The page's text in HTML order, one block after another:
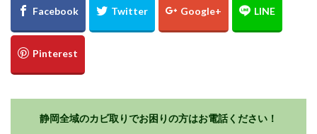
静岡全域のカビ取りでお困りの方はお電話ください！